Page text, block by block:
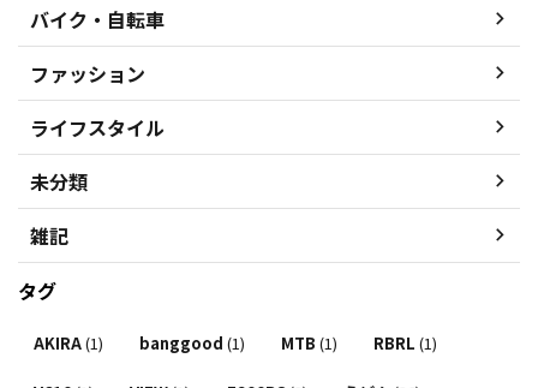
バイク・自転車
ファッション
ライフスタイル
未分類
雑記
タグ
AKIRA(1) banggood (1) MTB (1) RBRL (1)